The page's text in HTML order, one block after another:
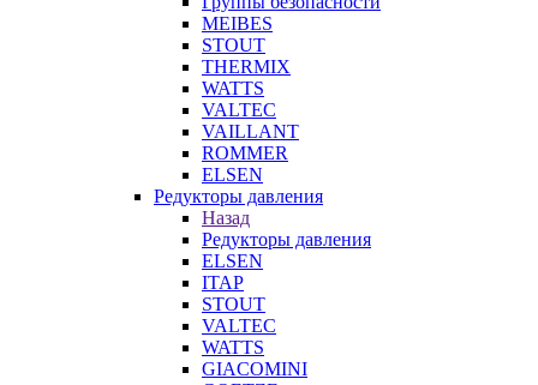
MEIBES
STOUT
THERMIX
WATTS
VALTEC
VAILLANT
ROMMER
ELSEN
Редукторы давления
Назад
Редукторы давления
ELSEN
ITAP
STOUT
VALTEC
WATTS
GIACOMINI